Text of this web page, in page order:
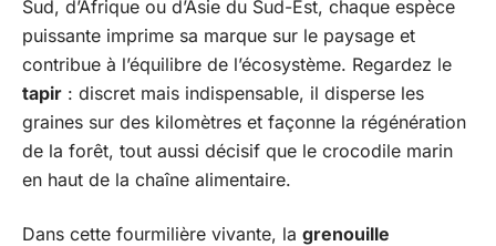
Sud, d’Afrique ou d’Asie du Sud-Est, chaque espèce
puissante imprime sa marque sur le paysage et
contribue à l’équilibre de l’écosystème. Regardez le
tapir : discret mais indispensable, il disperse les
graines sur des kilomètres et façonne la régénération
de la forêt, tout aussi décisif que le crocodile marin
en haut de la chaîne alimentaire.
Dans cette fourmilière vivante, la grenouille